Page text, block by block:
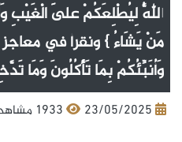
اللَّهُ لِيُطْلِعَكُمْ عَلَى الْغَيْبِ
مَنْ يَشَاءُ } ونقرأ في
وَأُنَبِّئُكُمْ بِمَا تَأْكُلُونَ وَمَا
23/05/2025 1933 مشاهدة